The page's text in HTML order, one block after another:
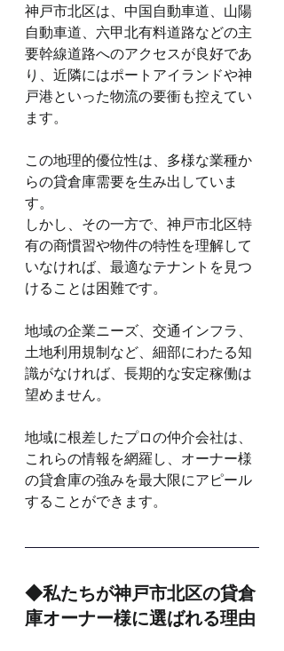
神戸市北区は、中国自動車道、山陽
自動車道、六甲北有料道路などの主
要幹線道路へのアクセスが良好であ
り、近隣にはポートアイランドや神
戸港といった物流の要衝も控えてい
ます。
この地理的優位性は、多様な業種か
らの貸倉庫需要を生み出していま
す。
しかし、その一方で、神戸市北区特
有の商慣習や物件の特性を理解して
いなければ、最適なテナントを見つ
けることは困難です。
地域の企業ニーズ、交通インフラ、
土地利用規制など、細部にわたる知
識がなければ、長期的な安定稼働は
望めません。
地域に根差したプロの仲介会社は、
これらの情報を網羅し、オーナー様
の貸倉庫の強みを最大限にアピール
することができます。
◆私たちが神戸市北区の貸倉
庫オーナー様に選ばれる理由